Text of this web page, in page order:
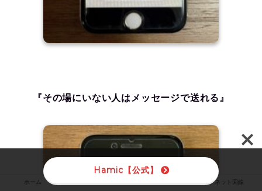
『その場にいない人はメッセージで送れる』
ホーム ネット回線
Hamic【公式】